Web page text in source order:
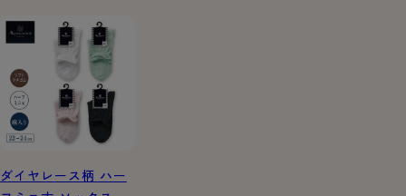
ダイヤレース柄 ハー